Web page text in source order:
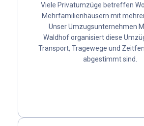
Viele Privatumzüge betreffen
Mehrfamilienhäusern mit
UnserUmzugsunternehmen
Waldhoforganisiert diese
Transport, Tragewege und
abgestimmt sind.